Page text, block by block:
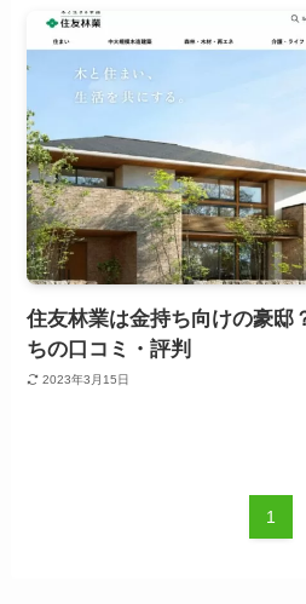
住友林業は金持ち向けの豪邸
ちの口コミ・評判
2023年3月15日
1